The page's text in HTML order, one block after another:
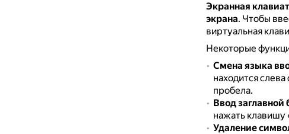
Экранная
экрана. Чтобы
виртуальная
Некоторые
Смена языка
находится
пробела.
Ввод заглавной
нажать клавишу
Удаление